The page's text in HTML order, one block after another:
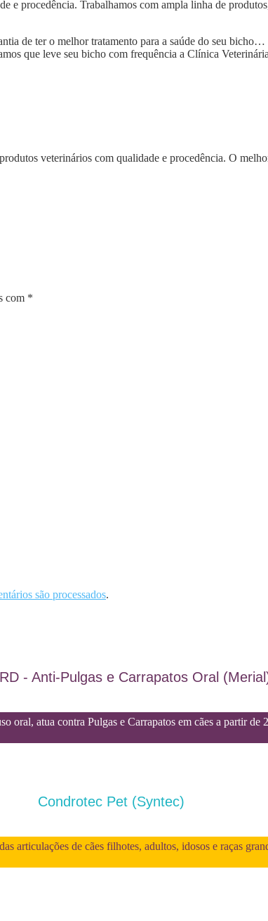
e procedência. Trabalhamos com ampla linha de
de ter o melhor tratamento para a saúde do seu
que leve seu bicho com frequência a Clínica
veterinários com qualidade e procedência. O
com *
são processados.
- Anti-Pulgas e Carrapatos Oral
oral, atua contra Pulgas e Carrapatos em cães a partir de
Condrotec Pet (Syntec)
articulações de cães filhotes, adultos, idosos e raças